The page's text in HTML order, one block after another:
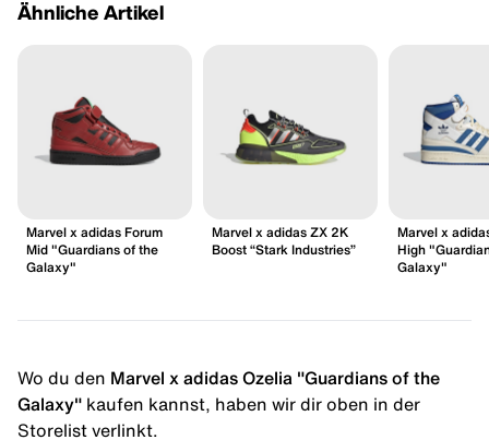
Ähnliche Artikel
Marvel x adidas Forum
Mid "Guardians of the
Galaxy"
Marvel x adidas ZX 2K
Boost “Stark Industries”
Marvel x
High
Galaxy"
Wo du den Marvel x adidas Ozelia "Guardians of the
Galaxy" kaufen kannst, haben wir dir oben in der
Storelist verlinkt.